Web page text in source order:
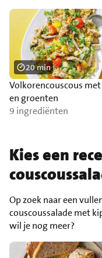
Volkorencouscous
en groenten
9 ingrediënten
20 min
Kies een
Op zoek naar een
couscoussalade met
wil je nog meer?